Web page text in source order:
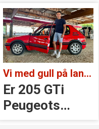
Vi med gull på landsbygda:
Er 205 GTi
Peugeots
beste